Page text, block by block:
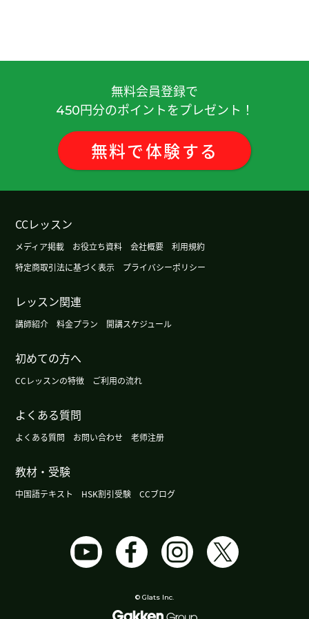
谢谢您的课！我喜欢拍照片。您呢？下次课也很期
谢谢，3月份我打算去西安旅游。期待。下次见
代 男性 )
谢谢，日本算命的人不太多的感觉。( 40代 男性 )
发展余地。和您学中文很开心！下次见！
我住的地方没有海滩。在日本的话有海滩。下次见
谢谢您。我住的地方有海边。期待下次再见到你。
谢谢您给我上课。谢谢您给我赞美。我要继续努力
有海滩。下次再见，谢谢！
纪念日。二月二十三号是天皇的生日。下次课也很
期待！
( 50代 女性 )
很有趣的事情。和您学中文很开心。下次也很期
( 50代 女性 )
無料会員登録で
450円分のポイントをプレゼント！
無料で体験する
CCレッスン
メディア掲載 お役立ち資料 会社概要
利用規約
特定商取引法に基づく表示
プライバシーポリシー
レッスン関連
講師紹介 料金プラン 開講スケジュール
初めての方へ
CCレッスンの特徴 ご利用の流れ
よくある質問
よくある質問 お問い合わせ 老师注册
教材・受験
中国語テキスト HSK割引受験 CCブログ
© Glats Inc.